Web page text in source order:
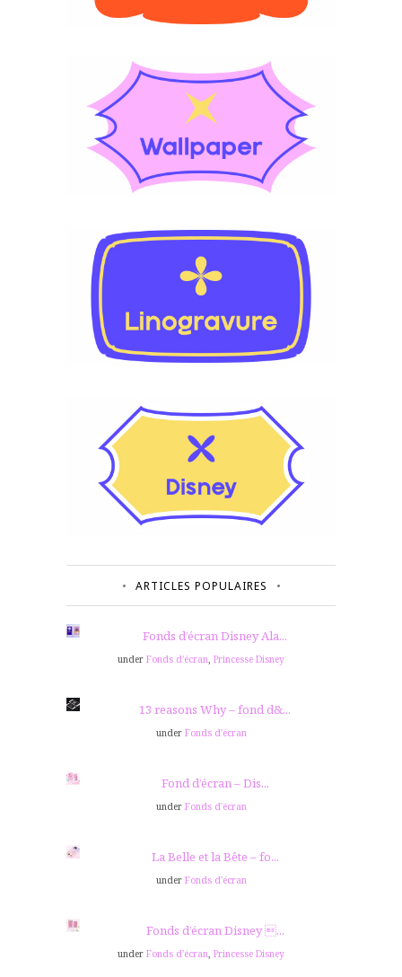
ARTICLES POPULAIRES
Fonds d’écran Disney Ala...
under Fonds d'écran Princesse Disney
13 reasons Why – fond d&...
under Fonds d'écran
Fond d’écran – Dis...
under Fonds d'écran
La Belle et la Bête – fo...
under Fonds d'écran
Fonds d’écran Disney ...
under Fonds d'écran Princesse Disney